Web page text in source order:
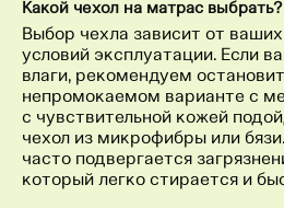
Какой чехол на матрас выбрать?
Выбор чехла зависит от
условий эксплуатации. Если
влаги, рекомендуем
непромокаемом варианте с
с чувствительной кожей
чехол из микрофибры или
часто подвергается
который легко стирается и